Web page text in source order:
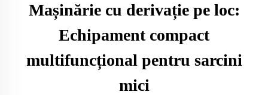
Mașinărie cu derivație pe loc:
Echipament compact
multifuncțional pentru sarcini
mici